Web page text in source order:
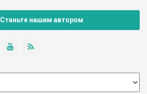
Станьте нашим автором